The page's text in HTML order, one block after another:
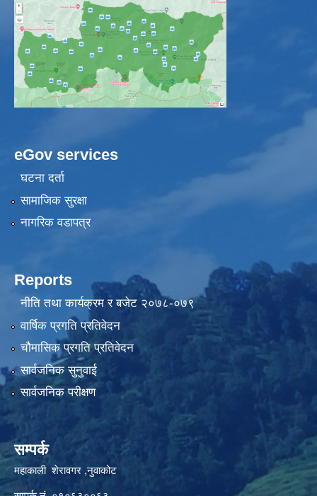
eGov services
घटना दर्ता
सामाजिक सुरक्षा
नागरिक वडापत्र
Reports
नीति तथा कार्यक्रम र बजेट २०७८-०७९
वार्षिक प्रगति प्रतिवेदन
चौमासिक प्रगति प्रतिवेदन
सार्वजनिक सुनुवाई
सार्वजनिक परीक्षण
सम्पर्क
महाकाली शेरावगर ,नुवाकोट